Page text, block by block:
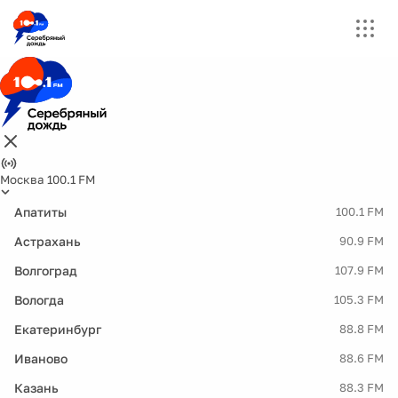
Москва 100.1 FM
Апатиты 100.1 FM
Астрахань 90.9 FM
Волгоград 107.9 FM
Вологда 105.3 FM
Екатеринбург 88.8 FM
Иваново 88.6 FM
Казань 88.3 FM